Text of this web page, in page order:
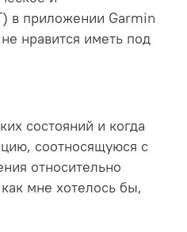
в приложении Garmin
нравится иметь под
состояний и когда
соотносящуюся с
относительно
мне хотелось бы,